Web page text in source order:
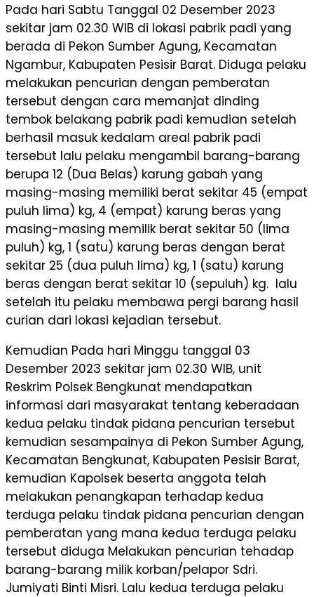
Pada hari Sabtu Tanggal 02 Desember 2023
sekitar jam 02.30 WIB di lokasi pabrik padi yang
berada di Pekon Sumber Agung, Kecamatan
Ngambur, Kabupaten Pesisir Barat. Diduga pelaku
melakukan pencurian dengan pemberatan
tersebut dengan cara memanjat dinding
tembok belakang pabrik padi kemudian setelah
berhasil masuk kedalam areal pabrik padi
tersebut lalu pelaku mengambil barang-barang
berupa 12 (Dua Belas) karung gabah yang
masing-masing memiliki berat sekitar 45 (empat
puluh lima) kg, 4 (empat) karung beras yang
masing-masing memilik berat sekitar 50 (lima
puluh) kg, 1 (satu) karung beras dengan berat
sekitar 25 (dua puluh lima) kg, 1 (satu) karung
beras dengan berat sekitar 10 (sepuluh) kg. lalu
setelah itu pelaku membawa pergi barang hasil
curian dari lokasi kejadian tersebut.
Kemudian Pada hari Minggu tanggal 03
Desember 2023 sekitar jam 02.30 WIB, unit
Reskrim Polsek Bengkunat mendapatkan
informasi dari masyarakat tentang keberadaan
kedua pelaku tindak pidana pencurian tersebut
kemudian sesampainya di Pekon Sumber Agung,
Kecamatan Bengkunat, Kabupaten Pesisir Barat,
kemudian Kapolsek beserta anggota telah
melakukan penangkapan terhadap kedua
terduga pelaku tindak pidana pencurian dengan
pemberatan yang mana kedua terduga pelaku
tersebut diduga Melakukan pencurian tehadap
barang-barang milik korban/pelapor Sdri.
Jumiyati Binti Misri. Lalu kedua terduga pelaku